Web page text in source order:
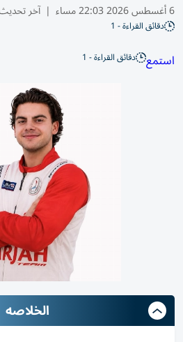
6 أغسطس 2026 22:03 مساء | آخر
دقائق القراءة - 1
استمع دقائق القراءة - 1
الخلاصه